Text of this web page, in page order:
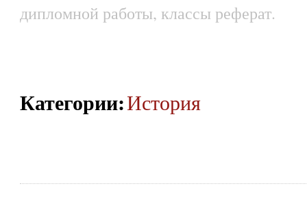
дипломной работы, классы реферат.
Категории:История